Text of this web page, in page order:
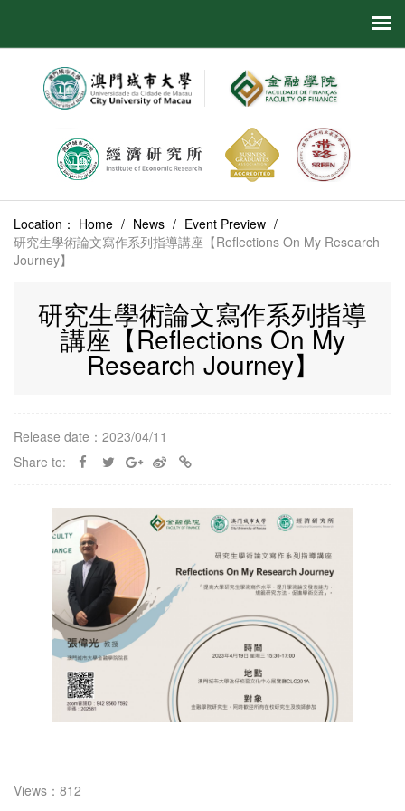
Location： Home / News / Event Preview /
研究生學術論文寫作系列指導講座【Reflections On My Research
Journey】
研究生學術論文寫作系列指導
講座【Reflections On My
Research Journey】
Release date：2023/04/11
Share to:
Views：812